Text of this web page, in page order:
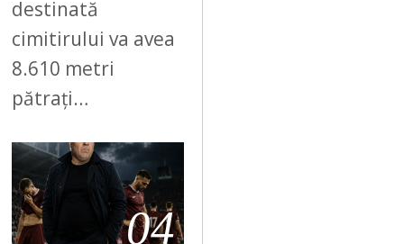
destinată
cimitirului va avea
8.610 metri
pătrați…
04